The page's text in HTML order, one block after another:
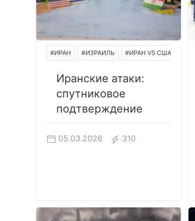
#ИРАН #ИЗРАИЛЬ #ИРАН VS США
Иранские атаки:
спутниковое
подтверждение
05.03.2026 310